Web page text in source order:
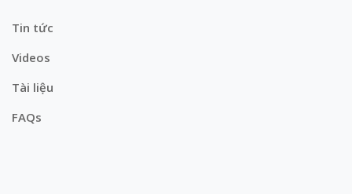
Tin tức
Videos
Tài liệu
FAQs